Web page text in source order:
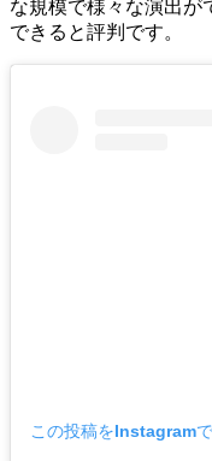
な規模で様々な演出が
できると評判です。
この投稿をInstagram